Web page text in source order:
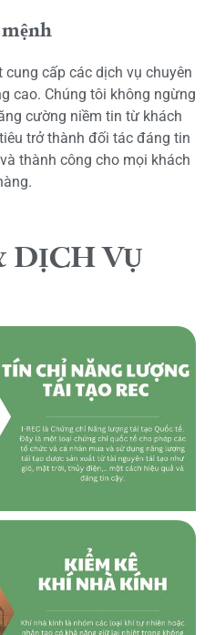
cấp các dịch vụ chuyên
cao. Chúng tôi không ngừng
cường niềm tin từ khách
trở thành đối tác đáng tin
thành công cho mọi khách
DỊCH VỤ